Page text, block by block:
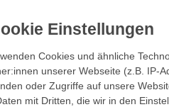
Cookies und ähnliche
unserer Webseite (z.B. IP-
oder Zugriffe auf unsere
mit Dritten, die wir in den